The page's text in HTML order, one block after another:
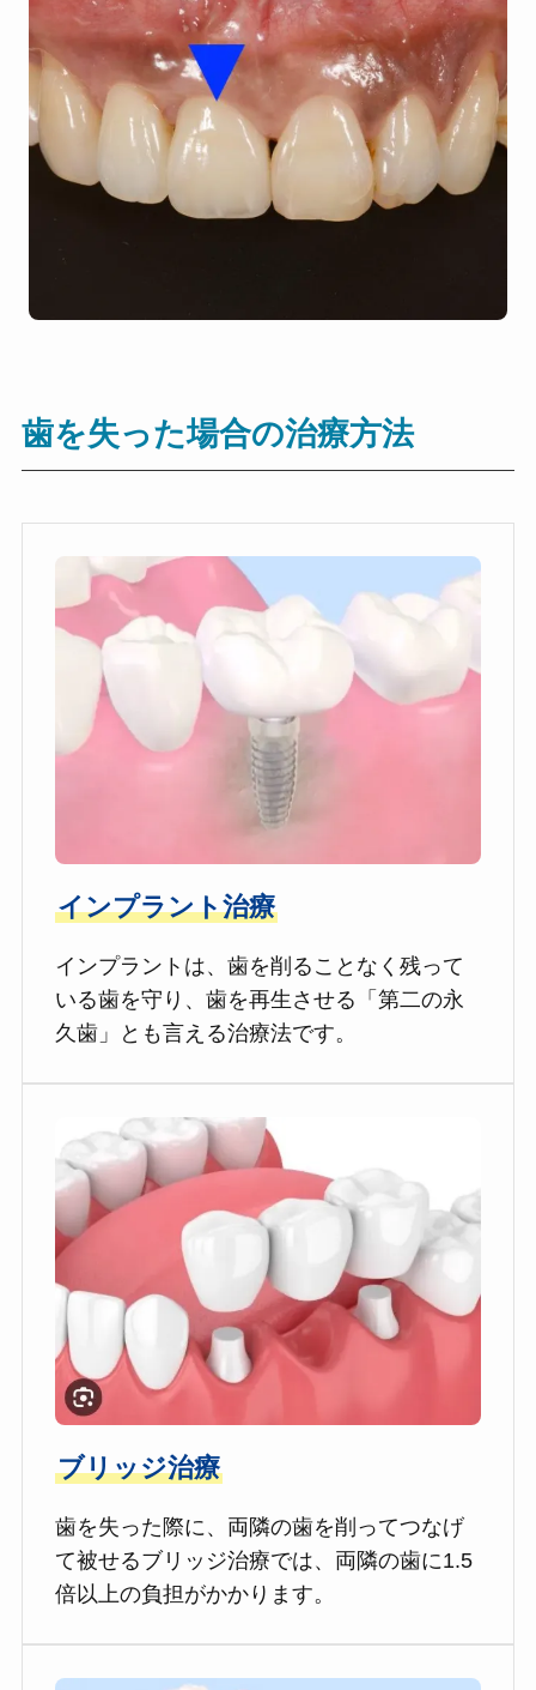
歯を失った場合の治療方法
インプラント治療
インプラントは、歯を削ることなく残って
いる歯を守り、歯を再生させる「第二の永
久歯」とも言える治療法です。
ブリッジ治療
歯を失った際に、両隣の歯を削ってつなげ
て被せるブリッジ治療では、両隣の歯に1.5
倍以上の負担がかかります。